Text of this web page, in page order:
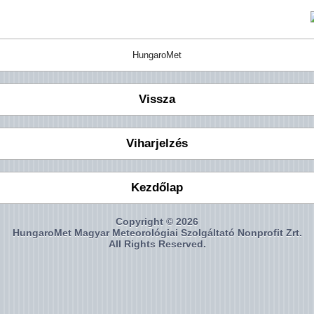
HungaroMet
Vissza
Viharjelzés
Kezdőlap
Copyright © 2026
HungaroMet Magyar Meteorológiai Szolgáltató Nonprofit Zrt.
All Rights Reserved.